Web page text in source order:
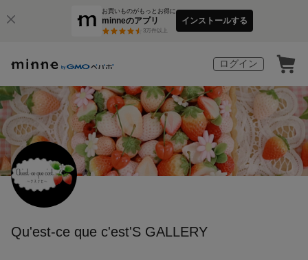
お買いものがもっとお得に
minneのアプリ
3万件以上
インストールする
ログイン
Qu'est-ce que c'est'S GALLERY